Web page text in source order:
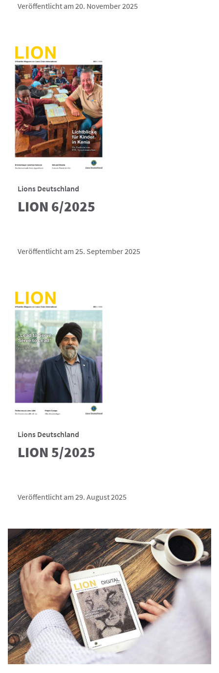
Veröffentlicht am 20. November 2025
Lions Deutschland
LION 6/2025
Veröffentlicht am 25. September 2025
Lions Deutschland
LION 5/2025
Veröffentlicht am 29. August 2025